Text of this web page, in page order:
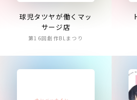
球児タツヤが働くマッ
サージ店
第16回創作BLまつり